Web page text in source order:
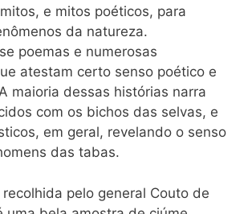
e mitos poéticos, para
da natureza.
poemas e numerosas
atestam certo senso poético e
maioria dessas histórias narra
com os bichos das selvas, e
em geral, revelando o senso
das tabas.
pelo general Couto de